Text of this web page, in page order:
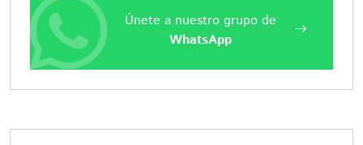
Únete a nuestro grupo de
WhatsApp